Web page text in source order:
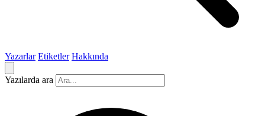
Yazarlar Etiketler Hakkında
Yazılarda ara